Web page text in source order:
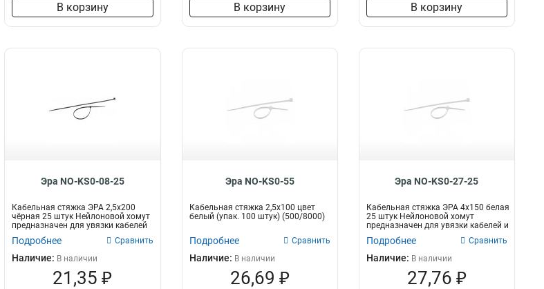
В корзину В корзину В корзину
Эра NO-KS0-08-25
Кабельная стяжка ЭРА 2,5х200
чёрная 25 штук Нейлоновой хомут
предназначен для увязки кабелей
Подробнее Сравнить
Наличие: В наличии
21,35 ₽
Эра NO-KS0-55
Кабельная стяжка 2,5х100 цвет
белый (упак. 100 штук) (500/8000)
Подробнее Сравнить
Наличие: В наличии
26,69 ₽
Эра NO-KS0-27-25
Кабельная стяжка ЭРА 4х150 белая
25 штук Нейлоновой хомут
предназначен для увязки кабелей и
Подробнее Сравнить
Наличие: В наличии
27,76 ₽